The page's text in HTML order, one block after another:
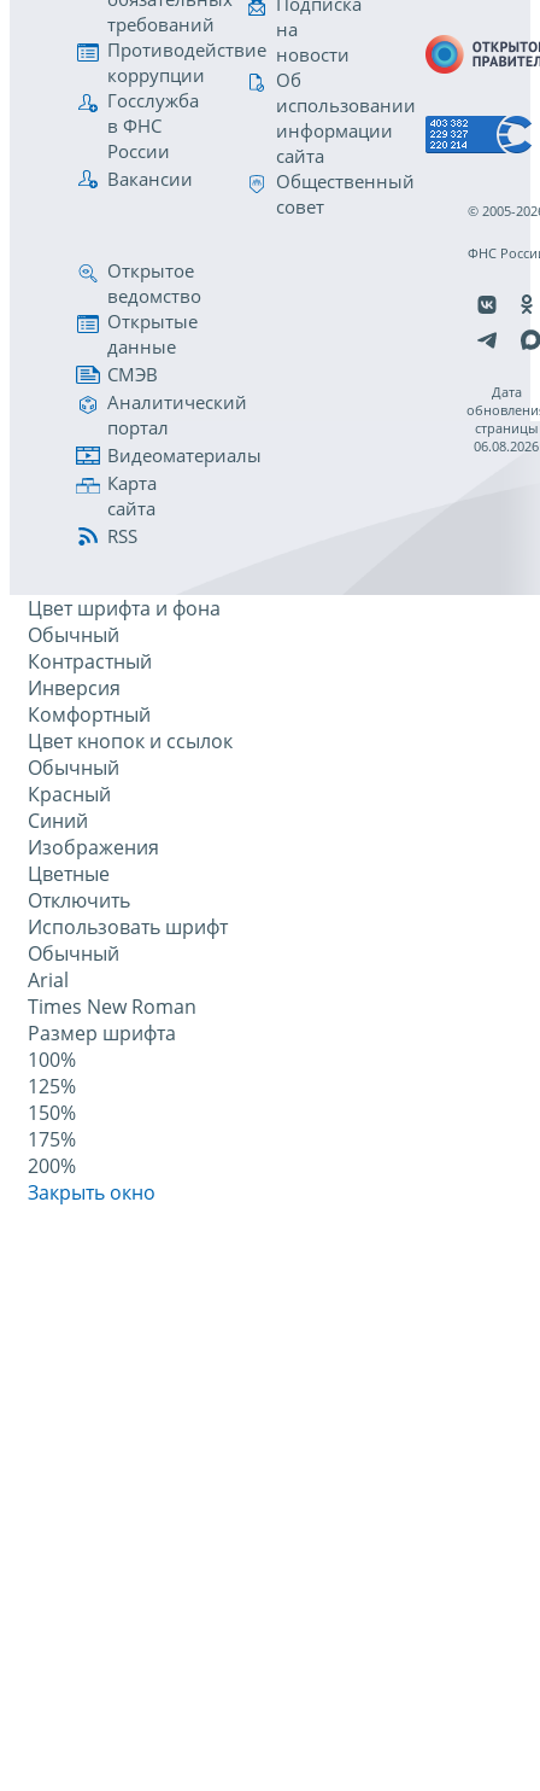
требований
Противодействие
коррупции
Госслужба
в ФНС
России
Вакансии
на
новости
Об
использовании
информации
сайта
Общественный
совет
Открытое
ведомство
Открытые
данные
СМЭВ
Аналитический
портал
Видеоматериалы
Карта
сайта
RSS
© 2005-
ФНС
Дата
страницы
06.08.2026
Цвет шрифта и фона
Обычный
Контрастный
Инверсия
Комфортный
Цвет кнопок и ссылок
Обычный
Красный
Синий
Изображения
Цветные
Отключить
Использовать шрифт
Обычный
Arial
Times New Roman
Размер шрифта
100%
125%
150%
175%
200%
Закрыть окно